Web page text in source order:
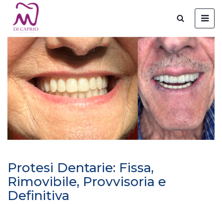
Protesi Dentarie: Fissa,
Rimovibile, Provvisoria e
Definitiva